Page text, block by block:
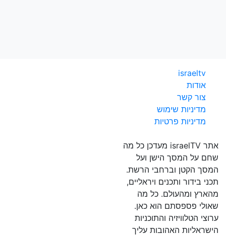
israeltv
אודות
צור קשר
מדיניות שימוש
מדיניות פרטיות
אתר israelTV מעדכן כל מה
שחם על המסך הישן ועל
המסך הקטן וברחבי הרשת.
תכני בידור ותכנים ויראליים,
מהארץ ומהעולם. כל מה
שאולי פספסתם הוא כאן.
ערוצי הטלוויזיה והתוכניות
הישראליות האהובות עליך